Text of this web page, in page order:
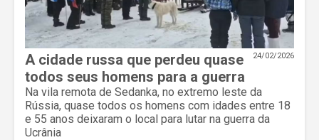
24/02/2026
A cidade russa que perdeu quase
todos seus homens para a guerra
Na vila remota de Sedanka, no extremo leste da
Rússia, quase todos os homens com idades entre 18
e 55 anos deixaram o local para lutar na guerra da
Ucrânia